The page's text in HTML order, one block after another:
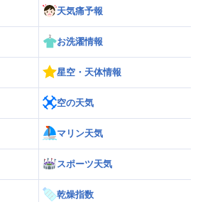
天気痛予報
お洗濯情報
星空・天体情報
空の天気
マリン天気
スポーツ天気
乾燥指数